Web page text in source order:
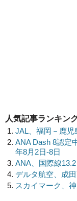
人気記事ランキン
JAL、福岡－鹿
ANA Dash 8認定
年8月2日-8日
ANA、国際線
デルタ航空、成
スカイマーク、